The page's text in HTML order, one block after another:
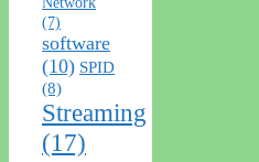
(7)
software
(10) SPID
(8)
Streaming
(17)